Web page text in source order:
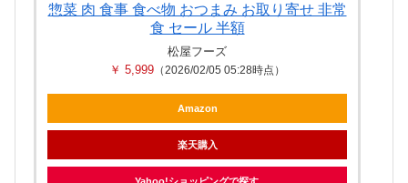
惣菜 肉 食事 食べ物 おつまみ お取り寄せ 非常
食 セール 半額
松屋フーズ
￥ 5,999 （2026/02/05 05:28時点）
Amazon
楽天購入